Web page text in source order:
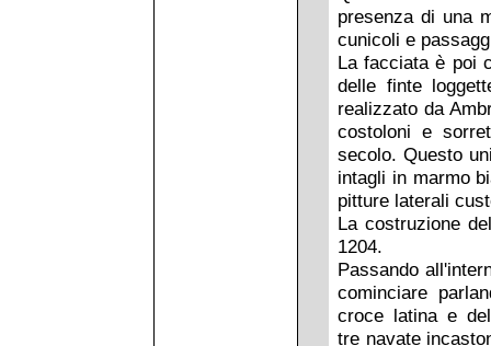
presenza di una
cunicoli e
La facciata è poi
delle finte
realizzato da
costoloni e
secolo. Questo
intagli in marmo
pitture laterali
La costruzione
1204.
Passando
cominciare
croce latina e
tre navate